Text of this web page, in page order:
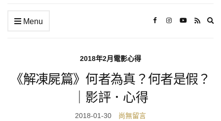
Menu
2018年2月電影心得
《解凍屍篇》何者為真？何者是假？
｜影評．心得
2018-01-30 尚無留言